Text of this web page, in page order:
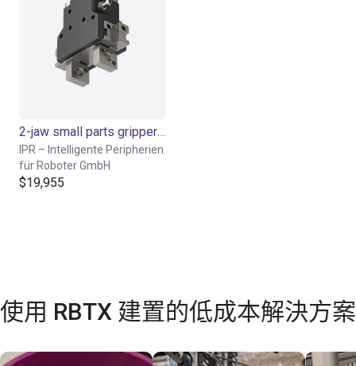
2-jaw small parts gripper MGS series
IPR – Intelligente Peripherien
für Roboter GmbH
$19,955
使用 RBTX 建置的低成本解決方案